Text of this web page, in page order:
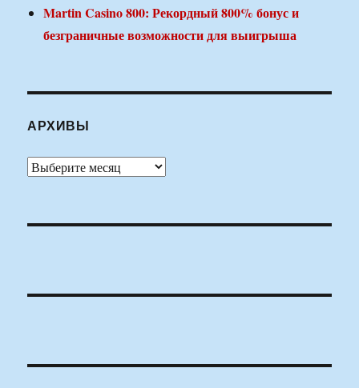
Martin Casino 800: Рекордный 800% бонус и
безграничные возможности для выигрыша
АРХИВЫ
Архивы